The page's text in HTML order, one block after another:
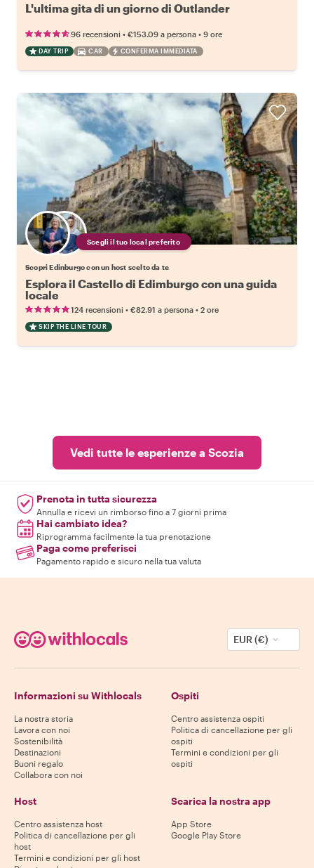
L'ultima gita di un giorno di Outlander
96 recensioni • €153.09 a persona • 9 ore
DAY TRIP CAR CONFERMA IMMEDIATA
Scegli il tuo local preferito
Scopri Edinburgo con un host scelto da te
Esplora il Castello di Edimburgo con una guida
locale
124 recensioni • €82.91 a persona • 2 ore
SKIP THE LINE TOUR
Vedi tutte le esperienze a Scozia
Prenota in tutta sicurezza
Annulla e ricevi un rimborso fino a 7 giorni prima
Hai cambiato idea?
Riprogramma facilmente la tua prenotazione
Paga come preferisci
Pagamento rapido e sicuro nella tua valuta
EUR (€)
Informazioni su Withlocals
La nostra storia
Lavora con noi
Sostenibilità
Destinazioni
Buoni regalo
Collabora con noi
Ospiti
Centro assistenza ospiti
Politica di cancellazione per gli
ospiti
Termini e condizioni per gli
ospiti
Host
Centro assistenza host
Politica di cancellazione per gli
host
Termini e condizioni per gli host
Scarica la nostra app
App Store
Google Play Store